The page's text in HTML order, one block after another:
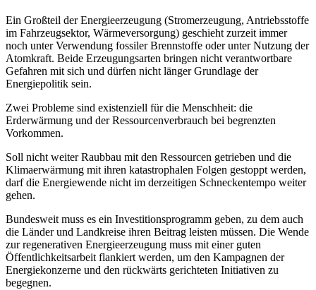
Ein Großteil der Energieerzeugung (Stromerzeugung, Antriebsstoffe
im Fahrzeugsektor, Wärmeversorgung) geschieht zurzeit immer
noch unter Verwendung fossiler Brennstoffe oder unter Nutzung der
Atomkraft. Beide Erzeugungsarten bringen nicht verantwortbare
Gefahren mit sich und dürfen nicht länger Grundlage der
Energiepolitik sein.
Zwei Probleme sind existenziell für die Menschheit: die
Erderwärmung und der Ressourcenverbrauch bei begrenzten
Vorkommen.
Soll nicht weiter Raubbau mit den Ressourcen getrieben und die
Klimaerwärmung mit ihren katastrophalen Folgen gestoppt werden,
darf die Energiewende nicht im derzeitigen Schneckentempo weiter
gehen.
Bundesweit muss es ein Investitionsprogramm geben, zu dem auch
die Länder und Landkreise ihren Beitrag leisten müssen. Die Wende
zur regenerativen Energieerzeugung muss mit einer guten
Öffentlichkeitsarbeit flankiert werden, um den Kampagnen der
Energiekonzerne und den rückwärts gerichteten Initiativen zu
begegnen.